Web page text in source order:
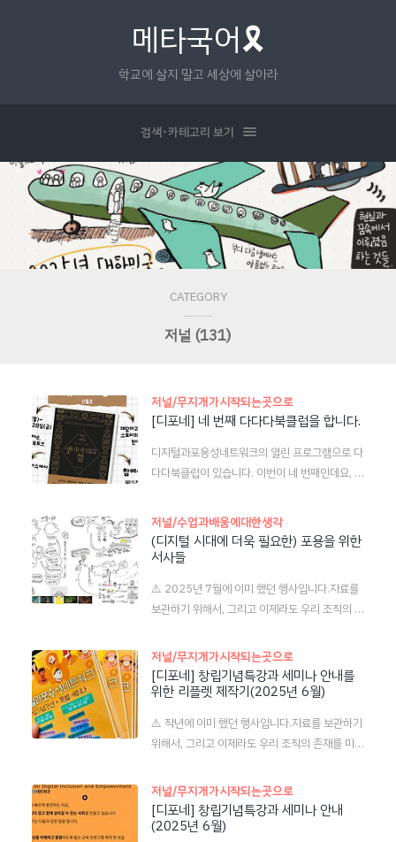
메타국어🎗
학교에 살지 말고 세상에 살아라
검색･카테고리 보기
CATEGORY
저널 (131)
저널/무지개가시작되는곳으로
[디포네] 네 번째 다다다북클럽을 합니다.
디지털과포용성네트워크의 열린 프로그램으로 다
다다북클럽이 있습니다. 이번이 네 번째인데요, 제
연 교수님의 뒤라서 부담이 이만저만 아니에요.그
래도 은사님의 책으로 진행하니 더욱 뜻깊네요.누
구나 참여할 수 있어요. 조금 늦게 출발해도 되니
인 함께읽기와 다른 점은 셰르파의 질문과 자료 제
공이 있다는 점입니다. 참여자의 질문에도 저자를
일은 쉬면서 2026년 8월 말까지 14일 간 읽습
니다.
저널/수업과배움에대한생각
(디지털 시대에 더욱 필요한) 포용을 위한
서사들
⚠️ 2025년 7월에 이미 했던 행사입니다.자료를
보관하기 위해서, 그리고 이제라도 우리 조직의 존
난 일이긴 하지만 게시글로 남겨둡니다. #디지털
과포용성네트워크 창립기념특강과 세미나 #4일
차 에내가 발표한 '포용이 있는 서사' 강연의 내용
다. ‘금지’가 아닌 ‘가능’의 교육 - 옛이야기가 가르
쳐주는 포용의 지혜복수, 응징, 그리고 ‘사이다’. 우
쾌한 복수 서사에 열광한다. 하지만 이런 서사가
넘쳐날수록, 우리는 ‘함께 살아간다는 것’의 의미
를 잊게 된다. #용서 와 #화해, 그리고 #포용 이
저널/무지개가시작되는곳으로
[디포네] 창립기념특강과 세미나 안내를
위한 리플렛 제작기(2025년 6월)
⚠️ 작년에 이미 했던 행사입니다.자료를 보관하기
위해서, 그리고 이제라도 우리 조직의 존재를 미약
하지만 게시글로 남겨둡니다. 지인 중에 sns를 전
혀 안 하는 분들이 꽤 많아요. 그런 분들을 위한 홍
보물이 필요하다고 생각했습니다.게다가 디지털
저널/무지개가시작되는곳으로
[디포네] 창립기념특강과 세미나 안내
(2025년 6월)